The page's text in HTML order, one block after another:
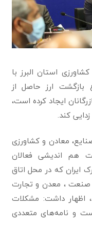
استان البرز با
بازگشت ارز حاصل از
ایجاد کرده است،
کند.
معادن و کشاورزی
هم اندیشی فعالان
ایران که در محل اتاق
صنعت ، معدن و تجارت
اظهار داشت: مشکلات
و نامه‌های متعددی